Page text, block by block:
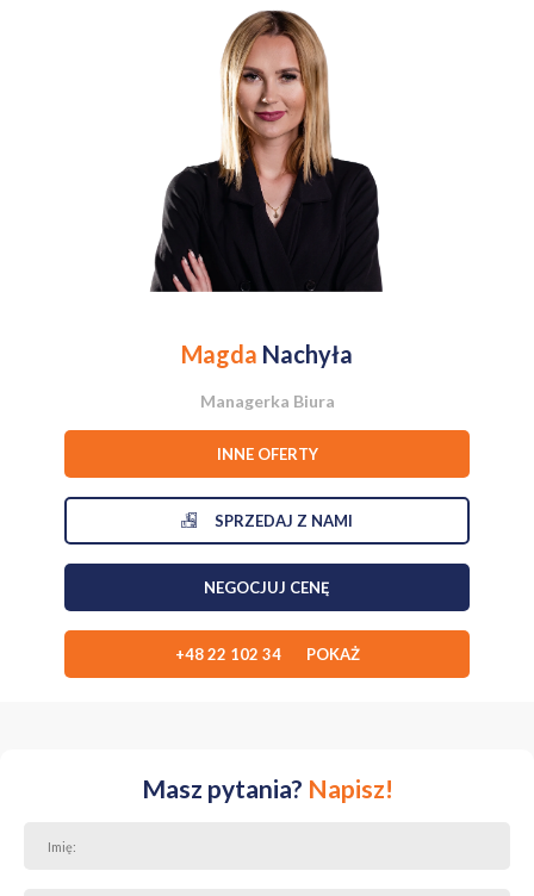
oraz garaż, które oferują dodatkowe możliwości przechowywania
lub adaptacji na inne potrzeby. Dzięki temu nowi właściciele zyskają
mnóstwo miejsca na realizację swoich projektów.
w budynku zagwarantuje komfort cieplny w
zimowe dni, a także sprzyja efektywności energetycznej.
Nieruchomość została wyposażona w przyłącza prądu, wody,
kanalizacji oraz gazu, co podnosi komfort życia i użytkowania.
Lokalizacja działki w pobliżu lasu zapewnia mieszkańcom możliwość
aktywnego wypoczynku na łonie natury, a doskonały dojazd drogą
asfaltową ułatwia codzienne życie.
Magda Nachyła
Managerka Biura
INNE OFERTY
SPRZEDAJ Z NAMI
NEGOCJUJ CENĘ
+48 22 102 34 POKAŻ
Masz pytania? Napisz!